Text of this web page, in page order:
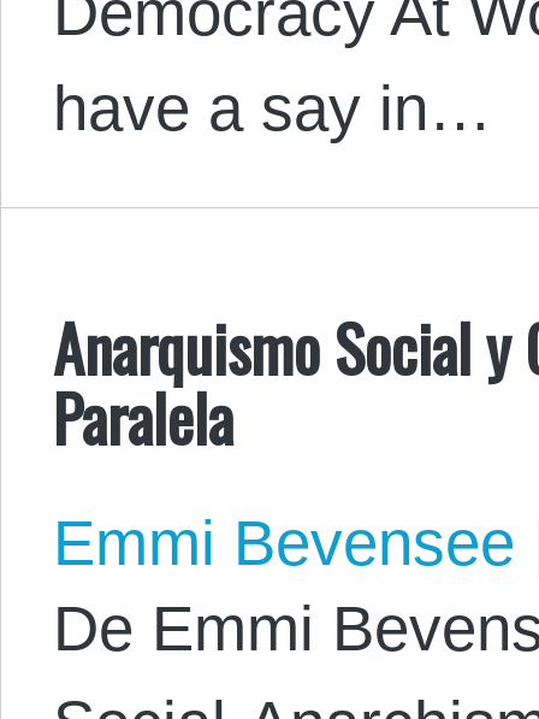
have a say in…
Anarquismo Social
Paralela
Emmi Bevensee
De Emmi